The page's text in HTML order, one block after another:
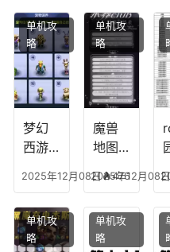
搭
配，
王者
最强
的主
播
配，
王国
纪元
最强
梦幻
西游
凡，
梦幻
十二
2025年12月08日 476
单机攻
略
魔兽
地图
任务
攻
略，
魔兽
2025年12月08
单机攻
略
单机攻
略
单机攻
略